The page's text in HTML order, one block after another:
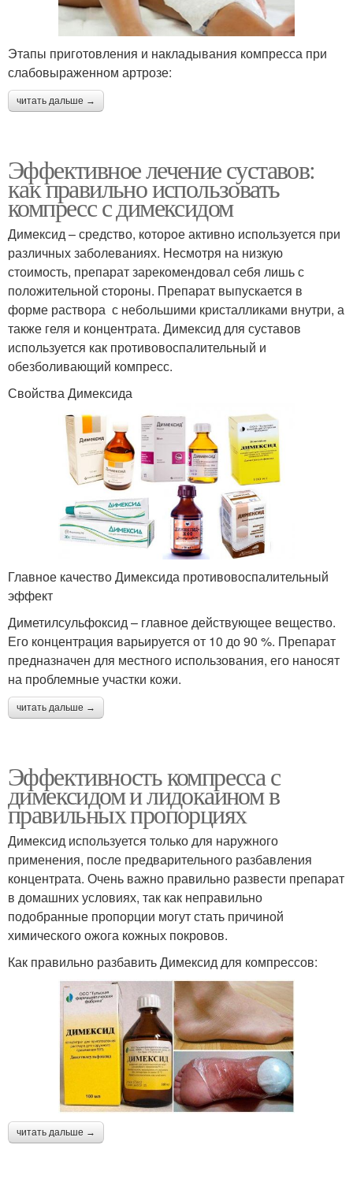
Этапы приготовления и накладывания компресса при
слабовыраженном артрозе:
читать дальше →
Эффективное лечение суставов:
как правильно использовать
компресс с димексидом
Димексид – средство, которое активно используется при
различных заболеваниях. Несмотря на низкую
стоимость, препарат зарекомендовал себя лишь с
положительной стороны. Препарат выпускается в
форме раствора с небольшими кристалликами внутри, а
также геля и концентрата. Димексид для суставов
используется как противовоспалительный и
обезболивающий компресс.
Свойства Димексида
Главное качество Димексида противовоспалительный
эффект
Диметилсульфоксид – главное действующее вещество.
Его концентрация варьируется от 10 до 90 %. Препарат
предназначен для местного использования, его наносят
на проблемные участки кожи.
читать дальше →
Эффективность компресса с
димексидом и лидокаином в
правильных пропорциях
Димексид используется только для наружного
применения, после предварительного разбавления
концентрата. Очень важно правильно развести препарат
в домашних условиях, так как неправильно
подобранные пропорции могут стать причиной
химического ожога кожных покровов.
Как правильно разбавить Димексид для компрессов:
читать дальше →